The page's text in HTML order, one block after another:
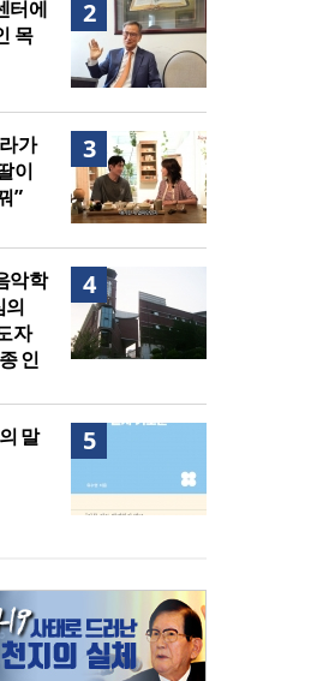
2
터에
목
3
가
이
”
4
악학
의
자
인
5
말